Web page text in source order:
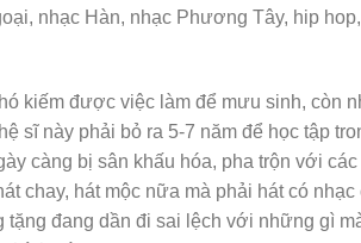
nhạc Hàn, nhạc Phương Tây, hip
kiếm được việc làm để mưu sinh, còn
sĩ này phải bỏ ra 5-7 năm để học tập
càng bị sân khấu hóa, pha trộn với
chay, hát mộc nữa mà phải hát có
đang dần đi sai lệch với những gì